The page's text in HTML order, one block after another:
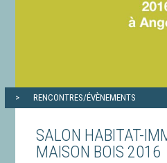
RENCONTRES/ÉVÈNEMENTS
SALON HABITAT-
MAISON BOIS 2016